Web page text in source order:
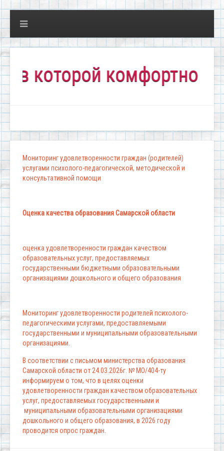
комфортно всем!"
Мониторинг удовлетворенности граждан (родителей)
услугами психолого-педагогической, методической и
консультативной помощи
Оценка качества образования Самарской области
оценка удовлетворенности граждан качеством
образовательных услуг, предоставляемых
государственными бюджетными образовательными
организациями дошкольного и общего образования
Мониторинг удовлетворенности родителей психолого-
педагогическими услугами, предоставляемыми
государственными и муниципальными образовательными
организациями.
В соответствии с письмом министерства образования
Самарской области от 24.03.2026г. № МО/404-ту
информируем о том, что в целях оценки
удовлетворенности граждан качеством образовательных
услуг, предоставляемых государственными и
муниципальными образовательными организациями
дошкольного и общего образования, в 2026 году
проводится опрос граждан.